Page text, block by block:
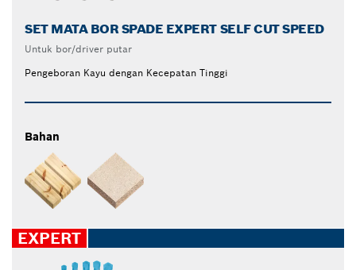
SET MATA BOR SPADE EXPERT SELF CUT SPEED
Untuk bor/driver putar
Pengeboran Kayu dengan Kecepatan Tinggi
Bahan
EXPERT